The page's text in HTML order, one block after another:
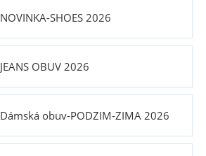
NOVINKA-SHOES 2026
JEANS OBUV 2026
Dámská obuv-PODZIM-ZIMA 2026